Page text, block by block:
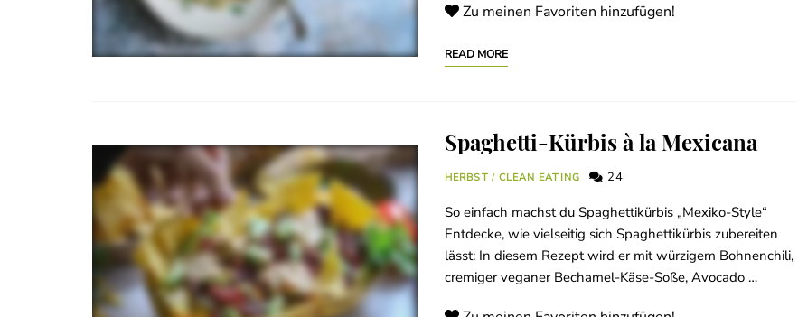
Zu meinen Favoriten hinzufügen!
READ MORE
Spaghetti-Kürbis à la Mexicana
HERBST / CLEAN EATING 24
So einfach machst du Spaghettikürbis „Mexiko-Style“
Entdecke, wie vielseitig sich Spaghettikürbis zubereiten
lässt: In diesem Rezept wird er mit würzigem Bohnenchili,
cremiger veganer Bechamel-Käse-Soße, Avocado …